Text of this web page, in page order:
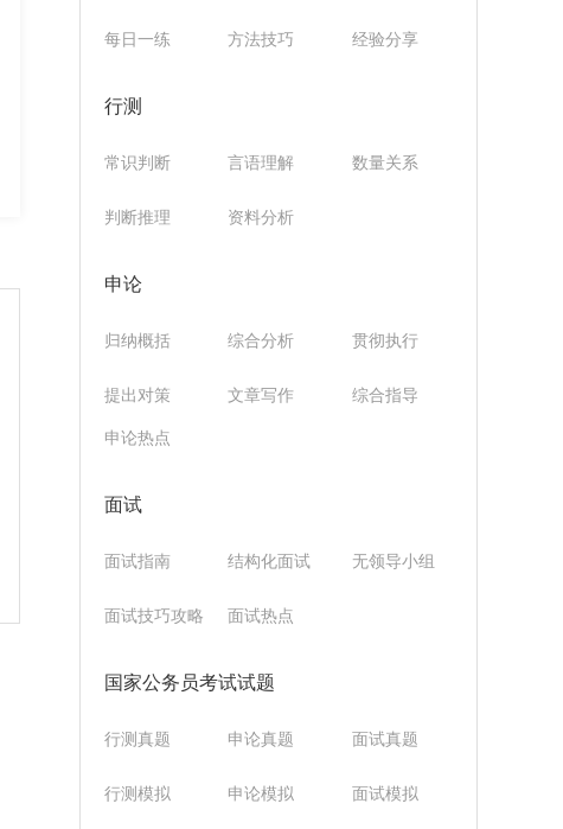
每日一练 方法技巧 经验分享
行测
常识判断 言语理解 数量关系
判断推理 资料分析
申论
归纳概括 综合分析 贯彻执行
提出对策 文章写作 综合指导
申论热点
面试
面试指南 结构化面试 无领导小组
面试技巧攻略 面试热点
国家公务员考试试题
行测真题 申论真题 面试真题
行测模拟 申论模拟 面试模拟